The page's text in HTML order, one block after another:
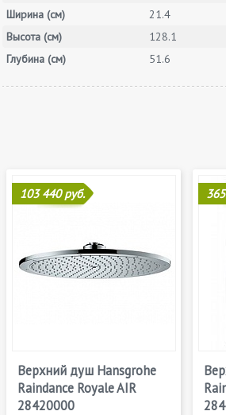
Ширина (см)
21.4
Высота (см)
128.1
Глубина (см)
51.6
103 440 руб.
Верхний душ Hansgrohe
Raindance Royale AIR
28420000